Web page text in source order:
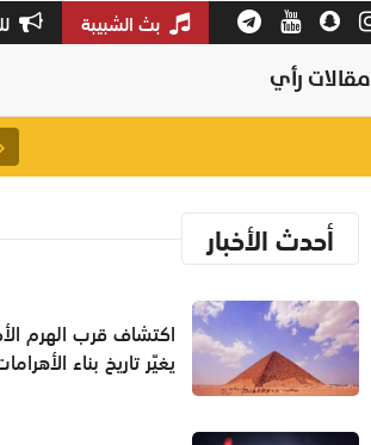
بث الشبيبة
مقالات رأي
سلطنة
أحدث الأخبار
اكتشاف قرب الهرم
يغيّر تاريخ بناء